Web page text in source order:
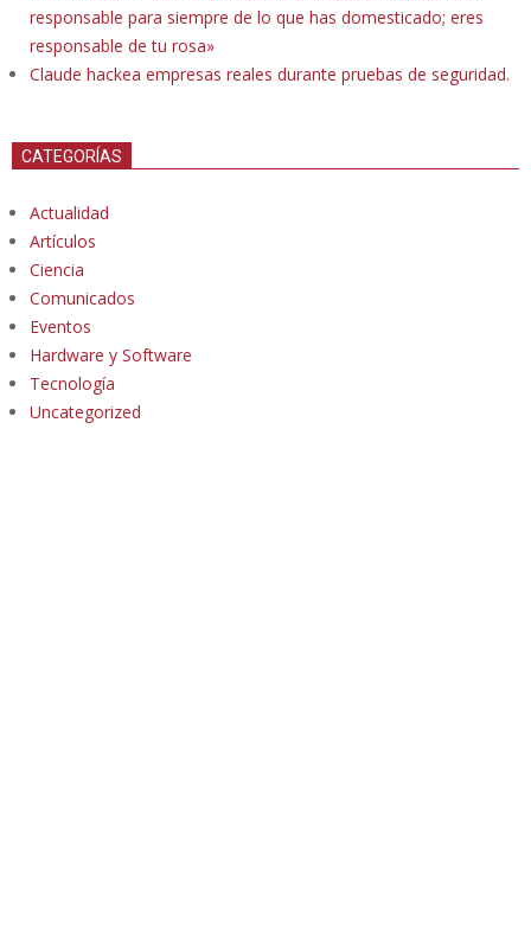
responsable para siempre de lo que has domesticado; eres
responsable de tu rosa»
Claude hackea empresas reales durante pruebas de seguridad.
CATEGORÍAS
Actualidad
Artículos
Ciencia
Comunicados
Eventos
Hardware y Software
Tecnología
Uncategorized